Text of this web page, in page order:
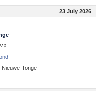
23 July 2026
Nieuwe-Tonge